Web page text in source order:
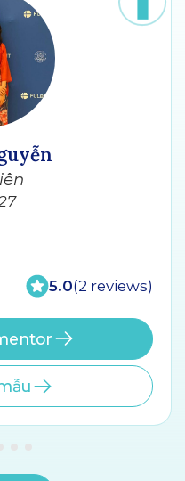
5.0(2 reviews)